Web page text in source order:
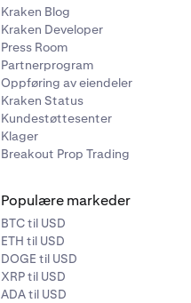
Kraken Blog
Kraken Developer
Press Room
Partnerprogram
Oppføring av eiendeler
Kraken Status
Kundestøttesenter
Klager
Breakout Prop Trading
Populære markeder
BTC til USD
ETH til USD
DOGE til USD
XRP til USD
ADA til USD